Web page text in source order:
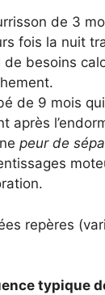
de 3
fois la nuit
de besoins
de 9 mois
après
peur de
repères
typique